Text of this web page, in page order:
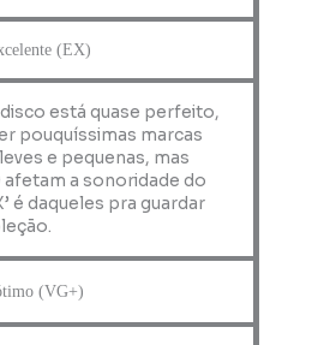
(EX)
disco está quase perfeito,
pouquíssimas marcas
e pequenas, mas
afetam a sonoridade do
é daqueles pra guardar
(VG+)